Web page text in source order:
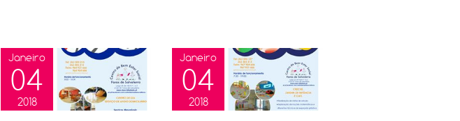
Janeiro
04
2018
Janeiro
04
2018